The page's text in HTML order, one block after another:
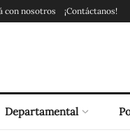
con nosotros ¡Contáctanos!
Departamental